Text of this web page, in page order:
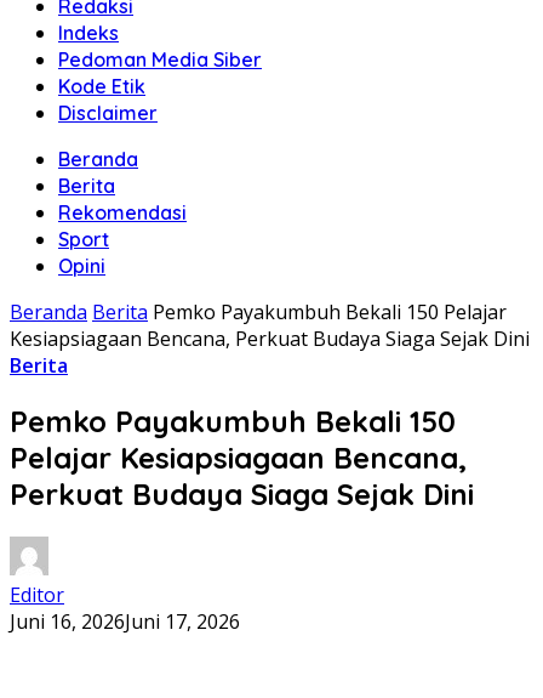
Redaksi
Indeks
Pedoman Media Siber
Kode Etik
Disclaimer
Beranda
Berita
Rekomendasi
Sport
Opini
Beranda Berita Pemko Payakumbuh Bekali 150 Pelajar
Kesiapsiagaan Bencana, Perkuat Budaya Siaga Sejak Dini
Berita
Pemko Payakumbuh Bekali 150
Pelajar Kesiapsiagaan Bencana,
Perkuat Budaya Siaga Sejak Dini
Editor
Juni 16, 2026Juni 17, 2026